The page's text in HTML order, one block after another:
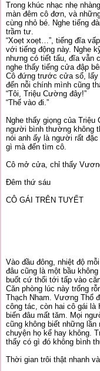
Trong khúc nhạc nhẹ
màn đêm cô đơn, và
cùng nhỏ bé. Nghe tiếng
trầm tư.
“Xoẹt xoẹt…”, tiếng đĩa
với tiếng động này. Nghe
nhưng có tiết tấu, đĩa vẫn
nghe thấy tiếng cửa đập
Cô đứng trước cửa sổ, lấy
đến nỗi chính mình cũng
“Tôi, Triệu Cường đây!”
“Thế vào đi.”
Nghe thấy giọng của
người bình thường không
nói anh ấy là người rất
gì mà đến tìm cô.
Cô mở cửa, chỉ thấy
Đêm thứ sáu
CÔ GÁI TRÊN TUYẾT
Vào đầu đông, nhiệt độ
đâu cũng là một bầu
buốt cứ thổi tới tấp vào
Căn phòng lúc này trống
Thạch Nham. Vương Thổ
công tác, còn hai cô gái là
biến đâu mất tăm. Mọi
cũng không biết những
chuyện họ kể hay không.
thấy có gì đó không bình
Thời gian trôi thật nhanh